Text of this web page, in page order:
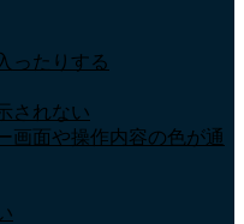
ったりする
されない
画面や操作内容の色が通